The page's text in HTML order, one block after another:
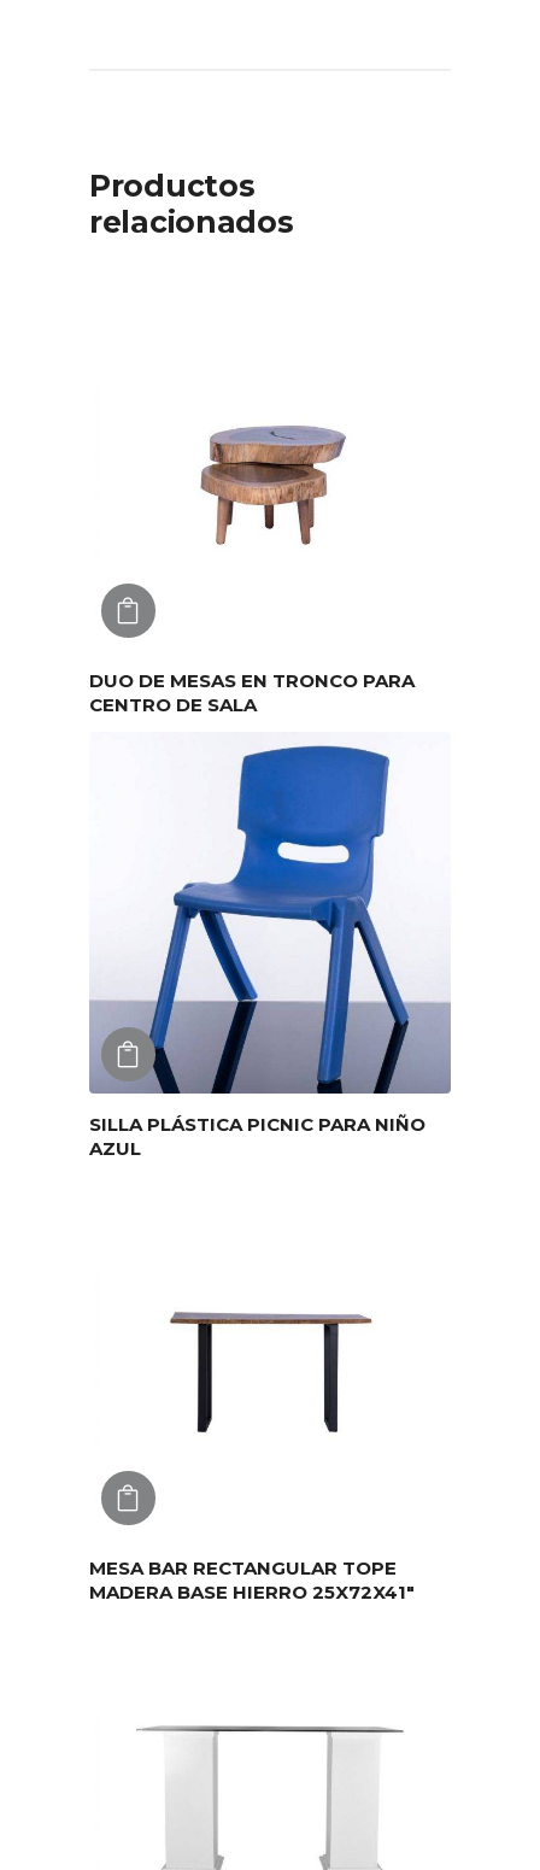
Productos
relacionados
DUO DE MESAS EN TRONCO PARA
CENTRO DE SALA
AGREGAR
SILLA PLÁSTICA PICNIC PARA NIÑO
AZUL
MESA BAR RECTANGULAR TOPE
MADERA BASE HIERRO 25X72X41″